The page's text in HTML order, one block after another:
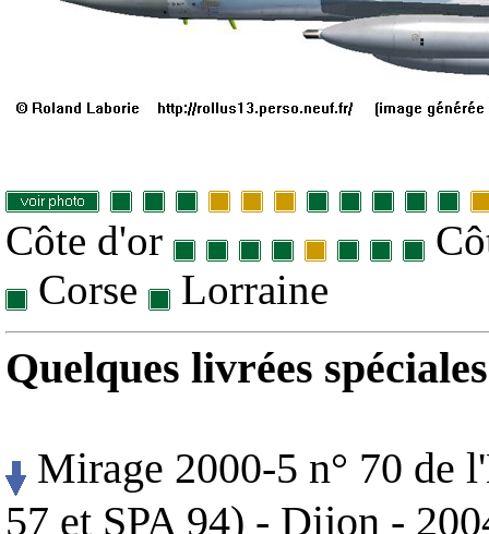
Côte d'or
Corse
Lorraine
Quelques livrées
Mirage 2000-5 n° 70 de
57 et SPA 94) - Dijon -